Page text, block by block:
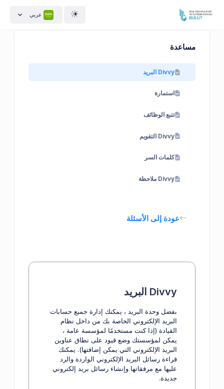
مساعدة
Divvy البريد
استمارة
تتبع الوظائف
Divvy التقويم
كلمات السر
Divvy ملاحظة
عودة إلى الأسئلة
Divvy البريد
بفضل وحدة البريد ، يمكنك إدارة جميع حسابات
البريد الإلكتروني الخاصة بك من داخل نظام
القيادة (إذا كنت مستخدمًا لمؤسسة عامة ،
يمكن لمؤسستك وضع قيود على نطاق عناوين
البريد الإلكتروني التي يمكن إضافتها). يمكنك
قراءة رسائل البريد الإلكتروني الواردة والرد
عليها مع مرفقاتها وإنشاء رسائل بريد إلكتروني
جديدة.